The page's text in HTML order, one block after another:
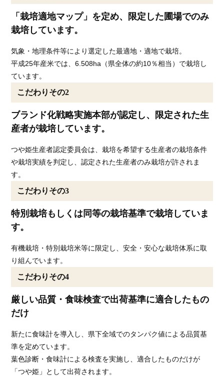
「栽培適地マップ」を定め、限定した圃場でのみ
栽培しています。
気象・地理条件等により選定した最適地・適地で栽培。
平成25年産米では、6.508ha（県全体の約10％相当）で栽培し
ています。
こだわりその2
ブランド化戦略実施本部が認定し、限定された生
産者が栽培しています。
つや姫生産者認定委員会は、栽培を希望する生産者の栽培条件
や栽培実績を判定し、認定された生産者のみ栽培が許されま
す。
こだわりその3
特別栽培もしくは同等の栽培基準で栽培していま
す。
有機栽培・特別栽培米等に限定し、安全・安心な栽培体系に取
り組んでいます。
こだわりその4
厳しい品質・食味検査で出荷基準に適合したもの
だけ
新たに食味計を導入し、県下全域でのタンパク値による品質基
準を定めています。
葉色診断・食味計による検査を実施し、適合したものだけが
「つや姫」として出荷されます。